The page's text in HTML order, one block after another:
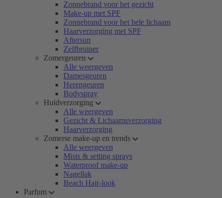
Zonnebrand voor het gezicht
Make-up met SPF
Zonnebrand voor het hele lichaam
Haarverzorging met SPF
Aftersun
Zelfbruiner
Zomergeuren
Alle weergeven
Damesgeuren
Herengeuren
Bodyspray
Huidverzorging
Alle weergeven
Gezicht & Lichaamsverzorging
Haarverzorging
Zomerse make-up en trends
Alle weergeven
Mists & setting sprays
Waterproof make-up
Nagellak
Beach Hair-look
Parfum